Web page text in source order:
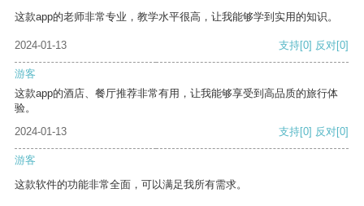
这款app的老师非常专业，教学水平很高，让我能够学到实用的知识。
2024-01-13 支持[0] 反对[0]
游客
这款app的酒店、餐厅推荐非常有用，让我能够享受到高品质的旅行体
验。
2024-01-13
支持[0] 反对[0]
游客
这款软件的功能非常全面，可以满足我所有需求。